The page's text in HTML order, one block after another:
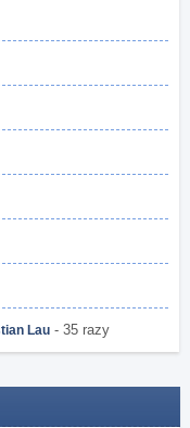
Lau - 35 razy